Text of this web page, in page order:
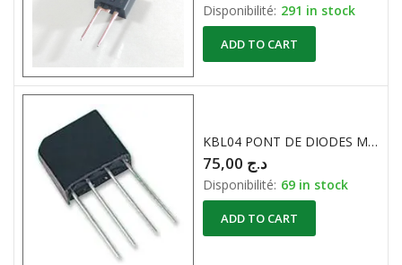
Disponibilité: 291 in stock
ADD TO CART
KBL04 PONT DE DIODES MONO 400V /4A
د.ج
Disponibilité: 69 in stock
ADD TO CART